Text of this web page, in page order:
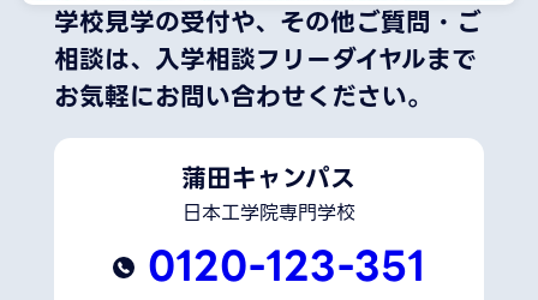
学校見学の受付や、その他ご質問・ご
相談は、 入学相談フリーダイヤルまで
お気軽にお問い合わせください。
蒲田キャンパス
日本工学院専門学校
0120-123-351